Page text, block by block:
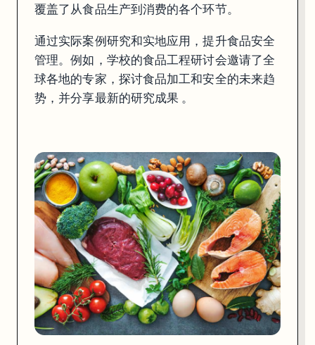
悉尼大学的食品安全管理体系不仅依靠严格的法规和先进的技术，更
一罐油引发的思考
无论是最近中国的油罐车混用事件，还是澳洲的食品安全事故，都告
覆盖了从食品生产到消费的各个环节。
通过实际案例研究和实地应用，提升食品安全
管理。例如，学校的食品工程研讨会邀请了全
球各地的专家，探讨食品加工和安全的未来趋
势，并分享最新的研究成果 。